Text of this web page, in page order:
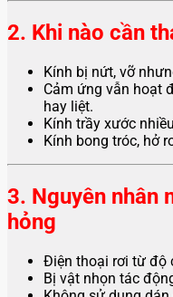
2. Khi nào cần
Kính bị nứt, vỡ
Cảm ứng vẫn hoạt
hay liệt.
Kính trầy xước
Kính bong tróc, hở
3. Nguyên nhân
hỏng
Điện thoại rơi từ độ
Bị vật nhọn tác